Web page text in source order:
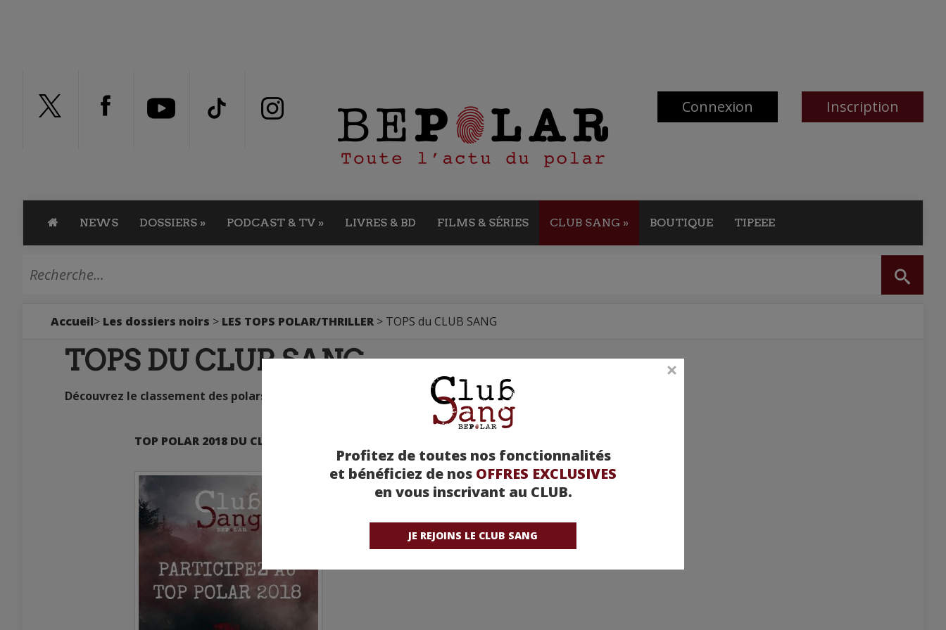
Connexion Inscription
NEWS DOSSIERS » PODCAST & TV » LIVRES & BD FILMS & SÉRIES CLUB SANG » BOUTIQUE TIPEEE
Profitez de toutes nos fonctionnalités
et bénéficiez de nos OFFRES EXCLUSIVES
en vous inscrivant au CLUB.
JE REJOINS LE CLUB SANG
Accueil> Les dossiers noirs > LES TOPS POLAR/THRILLER > TOPS du CLUB SANG
TOPS DU CLUB SANG
Découvrez le classement des polars /thrillers par la communauté du Club Sang !
TOP POLAR 2018 DU CLUB SANG !